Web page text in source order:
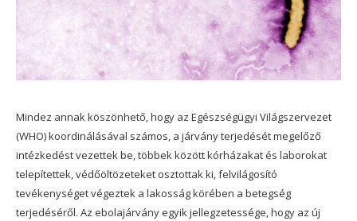
Mindez annak köszönhető, hogy az Egészségügyi Világszervezet
(WHO) koordinálásával számos, a járvány terjedését megelőző
intézkedést vezettek be, többek között kórházakat és laborokat
telepítettek, védőöltözeteket osztottak ki, felvilágosító
tevékenységet végeztek a lakosság körében a betegség
terjedéséről. Az ebolajárvány egyik jellegzetessége, hogy az új